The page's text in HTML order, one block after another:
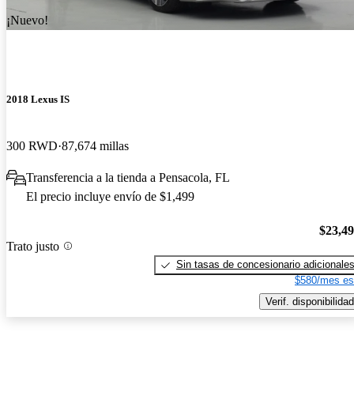
¡Nuevo!
2018 Lexus IS
300 RWD 87,674 millas
Transferencia a la tienda a Pensacola, FL
El precio incluye envío de $1,499
Trato justo
Sin tasas de concesionario adicionales
$580/mes
Verif. disponibilidad